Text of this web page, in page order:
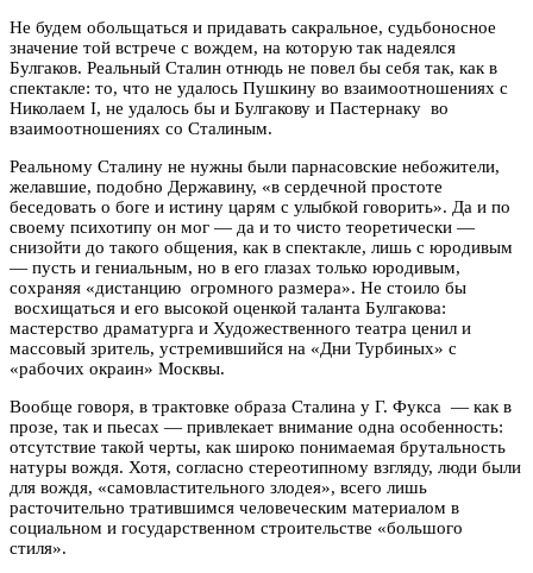
Не будем обольщаться и придавать сакральное, судьбоносное
значение той встрече с вождем, на которую так надеялся
Булгаков. Реальный Сталин отнюдь не повел бы себя так, как в
спектакле: то, что не удалось Пушкину во взаимоотношениях с
Николаем I, не удалось бы и Булгакову и Пастернаку во
взаимоотношениях со Сталиным.
Реальному Сталину не нужны были парнасовские небожители,
желавшие, подобно Державину, «в сердечной простоте
беседовать о боге и истину царям с улыбкой говорить». Да и по
своему психотипу он мог — да и то чисто теоретически —
снизойти до такого общения, как в спектакле, лишь с юродивым
— пусть и гениальным, но в его глазах только юродивым,
сохраняя «дистанцию огромного размера». Не стоило бы
восхищаться и его высокой оценкой таланта Булгакова:
мастерство драматурга и Художественного театра ценил и
массовый зритель, устремившийся на «Дни Турбиных» с
«рабочих окраин» Москвы.
Вообще говоря, в трактовке образа Сталина у Г. Фукса — как в
прозе, так и пьесах — привлекает внимание одна особенность:
отсутствие такой черты, как широко понимаемая брутальность
натуры вождя. Хотя, согласно стереотипному взгляду, люди были
для вождя, «самовластительного злодея», всего лишь
расточительно тратившимся человеческим материалом в
социальном и государственном строительстве «большого
стиля».